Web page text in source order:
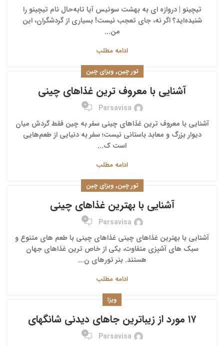
تیچینو | دروازه ای به بهشت سوئیس آیا تابه‌حال نام تیچینو را
شنیده‌اید؟ اگر نه، جای تعجب نیست! بسیاری از گردشگران، این
من...
ادامه مطلب
تور چین,ویزای چین
آشنایی با معروف ترین غذاهای چینی
Parsavisa
0
آشنایی با معروف ترین غذاهای چینی سفر به چین فقط گردش میان
دیوار بزرگ و معابد باستانی نیست؛ سفر به دنیایی از طعم‌هایی
است ک...
ادامه مطلب
تور چین,ویزای چین
آشنایی با بهترین غذاهای چینی
Parsavisa
0
آشنایی با بهترین غذاهای چینی غذاهای چینی با طعم های متنوع و
سبک های آشپزی متفاوت، یکی از خاص ترین غذاهای جهان
هستند. بنر تورهای ن...
ادامه مطلب
ویزا
۱۷ مورد از زیباترین جاهای دیدنی شانگهای
Parsavisa
0